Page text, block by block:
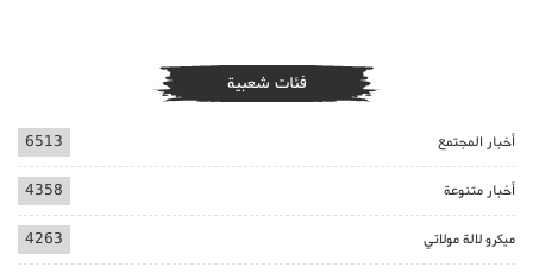
فئات شعبية
أخبار المجتمع 6513
أخبار متنوعة 4358
ميكرو لالة مولاتي 4263